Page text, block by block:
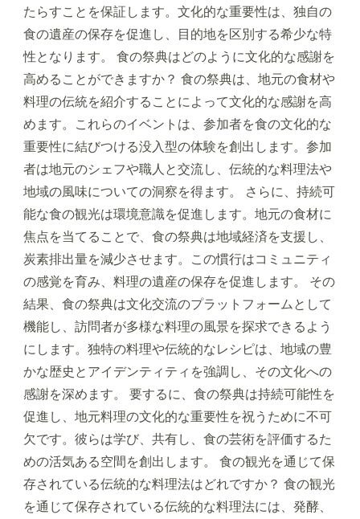
たらすことを保証します。文化的な重要性は、独自の
食の遺産の保存を促進し、目的地を区別する希少な特
性となります。 食の祭典はどのように文化的な感謝を
高めることができますか？ 食の祭典は、地元の食材や
料理の伝統を紹介することによって文化的な感謝を高
めます。これらのイベントは、参加者を食の文化的な
重要性に結びつける没入型の体験を創出します。参加
者は地元のシェフや職人と交流し、伝統的な料理法や
地域の風味についての洞察を得ます。 さらに、持続可
能な食の観光は環境意識を促進します。地元の食材に
焦点を当てることで、食の祭典は地域経済を支援し、
炭素排出量を減少させます。この慣行はコミュニティ
の感覚を育み、料理の遺産の保存を促進します。 その
結果、食の祭典は文化交流のプラットフォームとして
機能し、訪問者が多様な料理の風景を探求できるよう
にします。独特の料理や伝統的なレシピは、地域の豊
かな歴史とアイデンティティを強調し、その文化への
感謝を深めます。 要するに、食の祭典は持続可能性を
促進し、地元料理の文化的な重要性を祝うために不可
欠です。彼らは学び、共有し、食の芸術を評価するた
めの活気ある空間を創出します。 食の観光を通じて保
存されている伝統的な料理法はどれですか？ 食の観光
を通じて保存されている伝統的な料理法には、発酵、